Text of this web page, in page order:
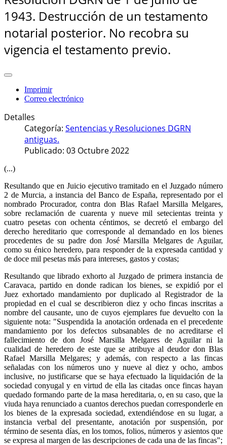
1943. Destrucción de un testamento
notarial posterior. No recobra su
vigencia el testamento previo.
Imprimir
Correo electrónico
Detalles
Categoría: Sentencias y Resoluciones DGRN
antiguas.
Publicado: 03 Octubre 2022
(...)
Resultando que en Juicio ejecutivo tramitado en el Juzgado número
2 de Murcia, a instancia del Banco de España, representado por el
nombrado Procurador, contra don Blas Rafael Marsilla Melgares,
sobre reclamación de cuarenta y nueve mil setecientas treinta y
cuatro pesetas con ochenta céntimos, se decretó el embargo del
derecho hereditario que corresponde al demandado en los bienes
procedentes de su padre don José Marsilla Melgares de Aguilar,
como su énico heredero, para responder de la expresada cantidad y
de doce mil pesetas más para intereses, gastos y costas;
Resultando que librado exhorto al Juzgado de primera instancia de
Caravaca, partido en donde radican los bienes, se expidió por el
Juez exhortado mandamiento por duplicado al Registrador de la
propiedad en el cual se describieron diez y ocho fincas inscritas a
nombre del causante, uno de cuyos ejemplares fue devuelto con la
siguiente nota: "Suspendida la anotación ordenada en el precedente
mandamiento por los defectos subsanables de no acreditarse el
fallecimiento de don José Marsilla Melgares de Aguilar ni la
cualidad de heredero de este que se atribuye al deudor don Blas
Rafael Marsilla Melgares; y además, con respecto a las fincas
señaladas con los números uno y nueve al diez y ocho, ambos
inclusive, no justificarse que se haya efectuado la liquidación de la
sociedad conyugal y en virtud de ella las citadas once fincas hayan
quedado formando parte de la masa hereditaria, o, en su caso, que la
viuda haya renunciado a cuantos derechos puedan corresponderle en
los bienes de la expresada sociedad, extendiéndose en su lugar, a
instancia verbal del presentante, anotación por suspensión, por
término de sesenta días, en los tomos, folios, números y asientos que
se expresa al margen de las descripciones de cada una de las fincas";